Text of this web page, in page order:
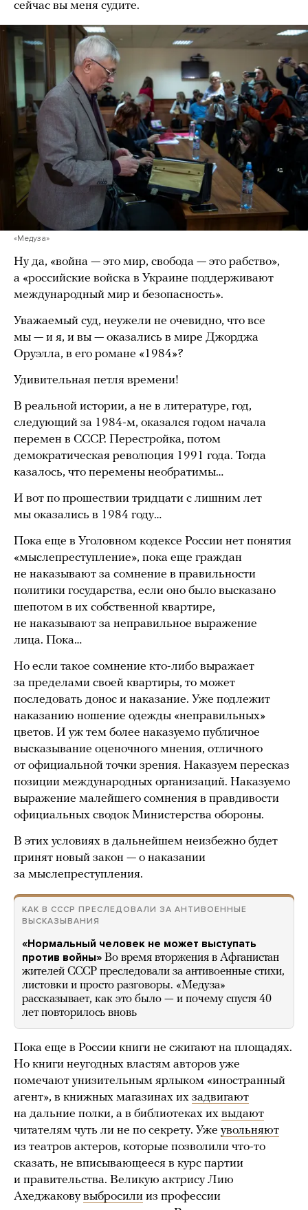
сейчас вы меня судите.
«Медуза»
Ну да, «война — это мир, свобода — это рабство»,
а «российские войска в Украине поддерживают
международный мир и безопасность».
Уважаемый суд, неужели не очевидно, что все
мы — и я, и вы — оказались в мире Джорджа
Оруэлла, в его романе «1984»?
Удивительная петля времени!
В реальной истории, а не в литературе, год,
следующий за 1984-м, оказался годом начала
перемен в СССР. Перестройка, потом
демократическая революция 1991 года. Тогда
казалось, что перемены необратимы…
И вот по прошествии тридцати с лишним лет
мы оказались в 1984 году…
Пока еще в Уголовном кодексе России нет понятия
«мыслепреступление», пока еще граждан
не наказывают за сомнение в правильности
политики государства, если оно было высказано
шепотом в их собственной квартире,
не наказывают за неправильное выражение
лица. Пока…
Но если такое сомнение кто-либо выражает
за пределами своей квартиры, то может
последовать донос и наказание. Уже подлежит
наказанию ношение одежды «неправильных»
цветов. И уж тем более наказуемо публичное
высказывание оценочного мнения, отличного
от официальной точки зрения. Наказуем пересказ
позиции международных организаций. Наказуемо
выражение малейшего сомнения в правдивости
официальных сводок Министерства обороны.
В этих условиях в дальнейшем неизбежно будет
принят новый закон — о наказании
за мыслепреступления.
КАК В СССР ПРЕСЛЕДОВАЛИ ЗА АНТИВОЕННЫЕ
ВЫСКАЗЫВАНИЯ
«Нормальный человек не может выступать
против войны» Во время вторжения в Афганистан
жителей СССР преследовали за антивоенные стихи,
листовки и просто разговоры. «Медуза»
рассказывает, как это было — и почему спустя 40
лет повторилось вновь
Пока еще в России книги не сжигают на площадях.
Но книги неугодных властям авторов уже
помечают унизительным ярлыком «иностранный
агент», в книжных магазинах их задвигают
на дальние полки, а в библиотеках их выдают
читателям чуть ли не по секрету. Уже увольняют
из театров актеров, которые позволили что-то
сказать, не вписывающееся в курс партии
и правительства. Великую актрису Лию
Ахеджаковувыбросили из профессии